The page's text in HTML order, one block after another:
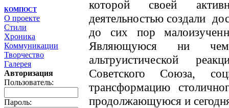
КОМПОСТ
О проекте
Стили
Хроника
Коммуникации
Творчество
Галерея
Авторизация
Пользователь:
Пароль:
которой своей
деятельностью создали
до сих пор
Являющуюся ни
альтруистической
Советского Союза,
трансформацию
продолжающуюся и